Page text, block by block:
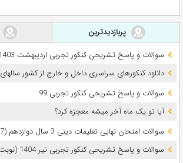
پربازدیدترین
سوالات و پاسخ تشریحی کنکور تجربی اردیبهشت 1403 (نوبت اول)
دانلود کنکورهای سراسری داخل و خارج از کشور سالهای 1381 تا 1405
سوالات و پاسخ تشریحی کنکور تجربی 99
آیا تو یک ماه آخر میشه معجزه کرد؟
سوالات امتحان نهایی تعلیمات دینی 3 سال دوازدهم (1397 تا 1405)
سوالات و پاسخ تشریحی کنکور تجربی تیر 1404 (نوبت دوم)